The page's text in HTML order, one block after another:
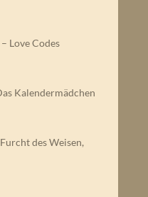
Love Codes
Kalendermädchen
des Weisen,